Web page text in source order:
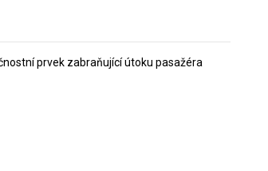
prvek zabraňující útoku pasažéra